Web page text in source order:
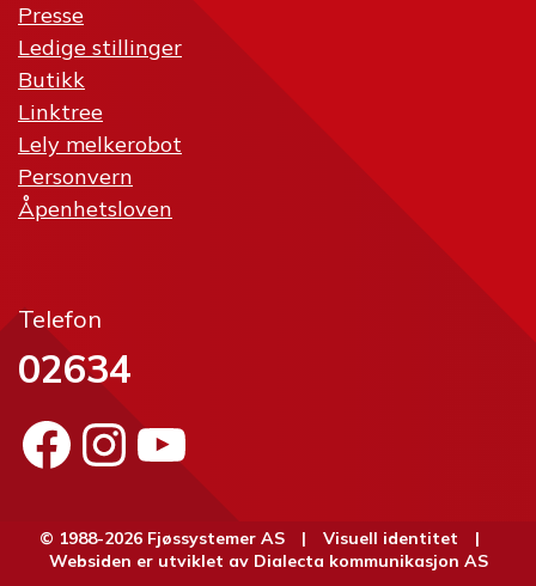
Presse
Ledige stillinger
Butikk
Linktree
Lely melkerobot
Personvern
Åpenhetsloven
Telefon
02634
Facebook
Instagram
YouTube
© 1988-2026 Fjøssystemer AS | Visuell identitet |
Websiden er utviklet av Dialecta kommunikasjon AS